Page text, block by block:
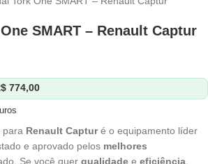
SMART – Renault Captur
774,00
para Renault Captur é o equipamento líder
e aprovado pelos melhores
Se você quer qualidade e eficiência